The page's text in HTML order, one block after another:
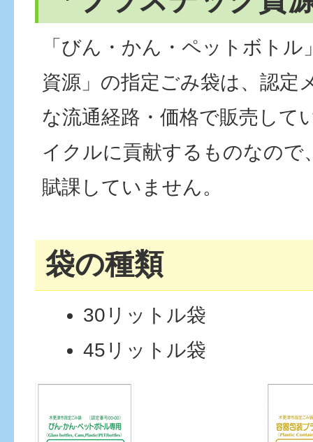
「びん・かん・ペットボト
資源」の指定ごみ袋は、認定
な流通経路・価格で販売して
イクルに貢献するものなので
賦課していません。
袋の種類
30リットル袋
45リットル袋